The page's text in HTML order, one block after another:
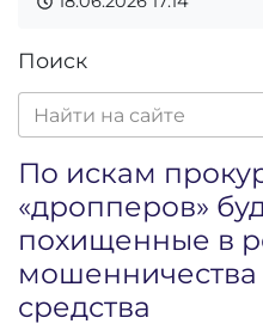
Поиск
По искам
«дропперов»
похищенные в
средства